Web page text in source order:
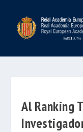
Al Ranking